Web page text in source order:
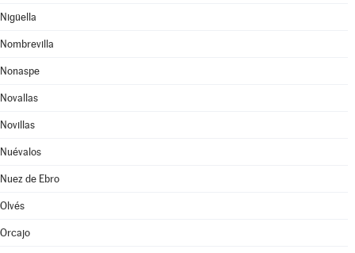
Nigüella
Nombrevilla
Nonaspe
Novallas
Novillas
Nuévalos
Nuez de Ebro
Olvés
Orcajo